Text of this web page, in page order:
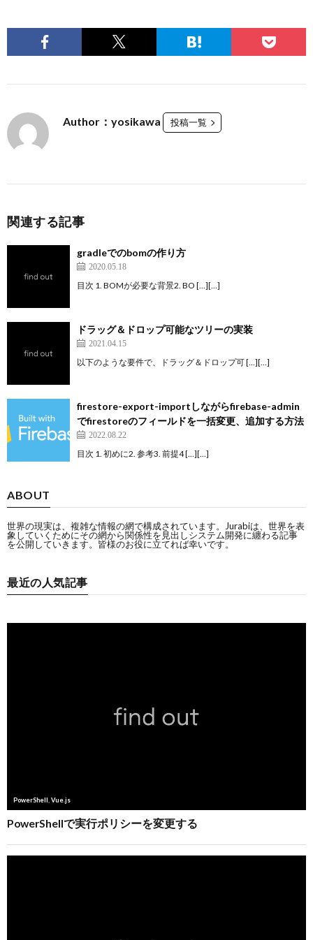
Author：yosikawa 投稿一覧
関連する記事
gradleでのbomの作り方
2020.05.18
目次 1. BOMが必要な背景2. BO […][…]
ドラッグ＆ドロップ可能なツリーの実装
2021.04.15
以下のような要件で、ドラッグ＆ドロップ可 […][…]
firestore-export-importしながらfirebase-admin
でfirestoreのフィールドを一括変更、追加する方法
2022.08.22
目次 1. 初めに2. 参考3. 前提4 […][…]
ABOUT
世界の現実は、複雑な情報の網で構成されています。Jurabiは、世界を表
象していくためにその網から関係性を見出しシステム開発に纏わる記事
を公開していきます。皆様のお役に立てれば幸いです。
最近の人気記事